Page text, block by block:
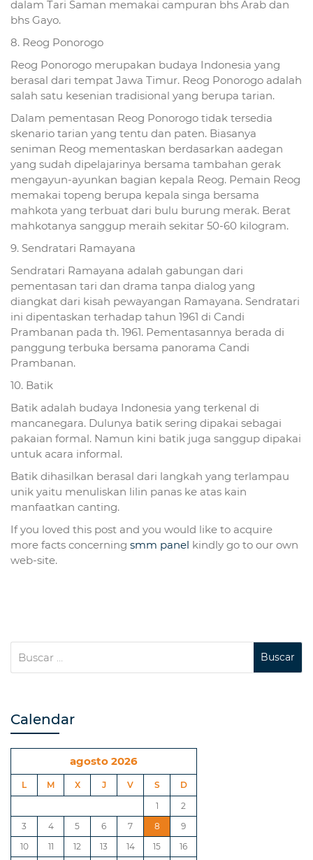
dalam Tari Saman memakai campuran bhs Arab dan
bhs Gayo.
8. Reog Ponorogo
Reog Ponorogo merupakan budaya Indonesia yang
berasal dari tempat Jawa Timur. Reog Ponorogo adalah
salah satu kesenian tradisional yang berupa tarian.
Dalam pementasan Reog Ponorogo tidak tersedia
skenario tarian yang tentu dan paten. Biasanya
seniman Reog mementaskan berdasarkan aadegan
yang sudah dipelajarinya bersama tambahan gerak
mengayun-ayunkan bagian kepala Reog. Pemain Reog
memakai topeng berupa kepala singa bersama
mahkota yang terbuat dari bulu burung merak. Berat
mahkotanya sanggup meraih sekitar 50-60 kilogram.
9. Sendratari Ramayana
Sendratari Ramayana adalah gabungan dari
pementasan tari dan drama tanpa dialog yang
diangkat dari kisah pewayangan Ramayana. Sendratari
ini dipentaskan terhadap tahun 1961 di Candi
Prambanan pada th. 1961. Pementasannya berada di
panggung terbuka bersama panorama Candi
Prambanan.
10. Batik
Batik adalah budaya Indonesia yang terkenal di
mancanegara. Dulunya batik sering dipakai sebagai
pakaian formal. Namun kini batik juga sanggup dipakai
untuk acara informal.
Batik dihasilkan berasal dari langkah yang terlampau
unik yaitu menuliskan lilin panas ke atas kain
manfaatkan canting.
If you loved this post and you would like to acquire
more facts concerning smm panel kindly go to our own
web-site.
Calendar
agosto 2026
L M X J V S
D
1
2
3
4 5 6 7 8
9
10
11 12 13 14 15
16